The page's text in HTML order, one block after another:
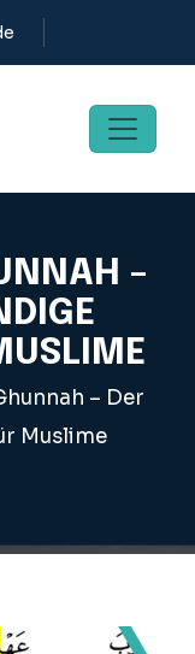
–
– Der
Muslime